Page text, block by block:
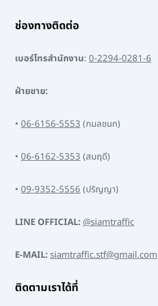
ช่องทางติดต่อ
เบอร์โทรสำนักงาน: 0-2294-0281-6
ฝ่ายขาย:
• 06-6156-5553(กมลชนก)
• 06-6162-5353(สมฤดี)
• 09-9352-5556(ปริญญา)
LINE OFFICIAL:@siamtraffic
E-MAIL:siamtraffic.stf@gmail.com
ติดตามเราได้ที่